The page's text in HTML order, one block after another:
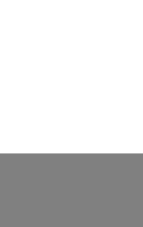
och autolog
som kallas
MB-